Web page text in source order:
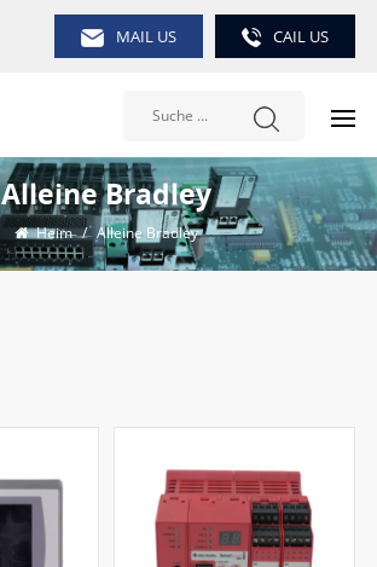
MAIL US CAIL US
Alleine Bradley
Heim / Alleine Bradley